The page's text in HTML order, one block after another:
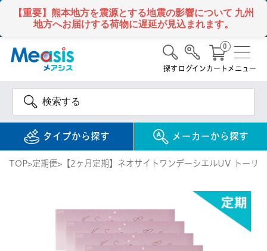
【重要】熊本地方を震源とする地震の影響について 九州
地方へお届けする荷物に遅延が見込まれます。
タイプから探す メーカーから探す
探す ログインカート
0
メニュー
1DAY / 1日 使い捨て
2WEEK / 2週間 使い捨て
メアシス
ジョンソン&ジョンソ
ン
検 索
TOP 定期便 【2ヶ月定期】ネオサイトワンデーシエルUV トーリ